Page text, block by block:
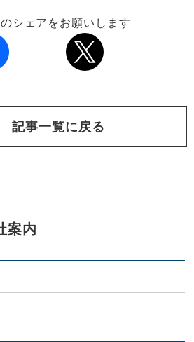
シェアをお願いします
記事一覧に戻る
案内